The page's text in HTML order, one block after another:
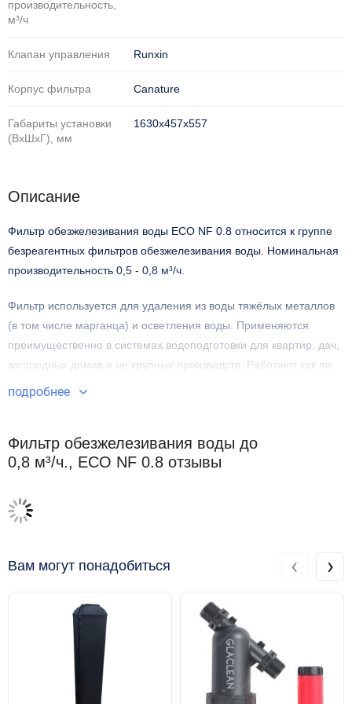
производительность,
м³/ч
Клапан управления Runxin
Корпус фильтра Саnature
Габариты установки
(ВхШхГ), мм
1630х457х557
Описание
Фильтр обезжелезивания воды ECO NF 0.8 относится к группе
безреагентных фильтров обезжелезивания воды. Номинальная
производительность 0,5 - 0,8 м³/ч.
Фильтр используется для удаления из воды тяжёлых металлов
(в том числе марганца) и осветления воды. Применяются
преимущественно в системах водоподготовки для квартир, дач,
загородных домов и не крупных производств. Работают как по
трёх, так и по двухвалентному железу.
Процесс обезжелезивания протекает за счёт перевода железа
Далее производится задержка железа на фильтрующей загрузке
сброс накопившегося в канализацию. Это происходит при
применения реагентов.
Процесс промывки фильтрующего материала
осуществляется в ручном или автоматическом режиме и
занимает 10 минут.
подробнее
Фильтр обезжелезивания воды до
0,8 м³/ч., ECO NF 0.8 отзывы
Вам могут понадобиться ‹ ›